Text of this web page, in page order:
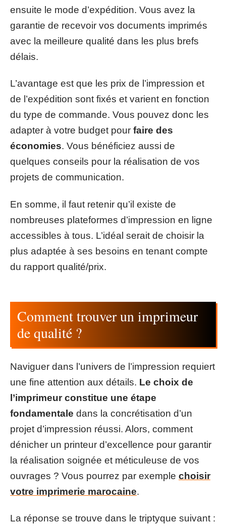
ensuite le mode d’expédition. Vous avez la
garantie de recevoir vos documents imprimés
avec la meilleure qualité dans les plus brefs
délais.
L’avantage est que les prix de l’impression et
de l’expédition sont fixés et varient en fonction
du type de commande. Vous pouvez donc les
adapter à votre budget pour faire des
économies. Vous bénéficiez aussi de
quelques conseils pour la réalisation de vos
projets de communication.
En somme, il faut retenir qu’il existe de
nombreuses plateformes d’impression en ligne
accessibles à tous. L’idéal serait de choisir la
plus adaptée à ses besoins en tenant compte
du rapport qualité/prix.
Comment trouver un imprimeur
de qualité ?
Naviguer dans l’univers de l’impression requiert
une fine attention aux détails. Le choix de
l’imprimeur constitue une étape
fondamentale dans la concrétisation d’un
projet d’impression réussi. Alors, comment
dénicher un printeur d’excellence pour garantir
la réalisation soignée et méticuleuse de vos
ouvrages ? Vous pourrez par exemple choisir
votre imprimerie marocaine.
La réponse se trouve dans le triptyque suivant :